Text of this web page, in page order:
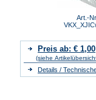
Art.-
Preis ab: € 1,00
(siehe
Details /